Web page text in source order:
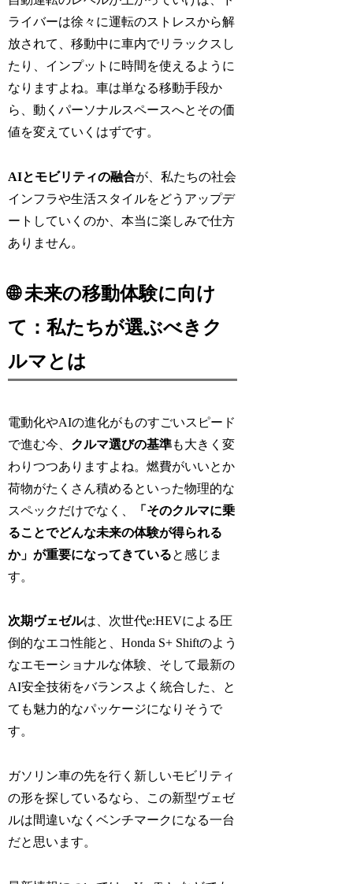
ライバーは徐々に運転のストレスから解
放されて、移動中に車内でリラックスし
たり、インプットに時間を使えるように
なりますよね。車は単なる移動手段か
ら、動くパーソナルスペースへとその価
値を変えていくはずです。
AIとモビリティの融合が、私たちの社会
インフラや生活スタイルをどうアップデ
ートしていくのか、本当に楽しみで仕方
ありません。
🌐 未来の移動体験に向け
て：私たちが選ぶべきク
ルマとは
電動化やAIの進化がものすごいスピード
で進む今、 クルマ選びの基準も大きく変
わりつつありますよね。燃費がいいとか
荷物がたくさん積めるといった物理的な
スペックだけでなく、
「そのクルマに乗
ることでどんな未来の体験が得られる
か」が重要になってきていると感じま
す。
次期ヴェゼルは、次世代e:HEVによる圧
倒的なエコ性能と、Honda S+ Shiftのよう
なエモーショナルな体験、そして最新の
AI安全技術をバランスよく統合した、と
ても魅力的なパッケージになりそうで
す。
ガソリン車の先を行く新しいモビリティ
の形を探しているなら、この新型ヴェゼ
ルは間違いなくベンチマークになる一台
だと思います。